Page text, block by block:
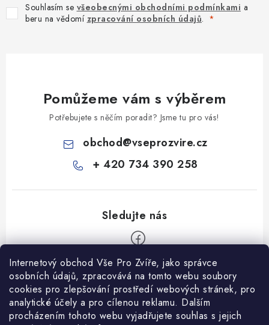
Internetový obchod Vše Pro Zvíře, jako správce
osobních údajů, zpracovává na tomto webu soubory
cookies pro zlepšování prostředí webových stránek, pro
analytické účely a pro cílenou reklamu. Dalším
procházením tohoto webu vyjadřujete souhlas s jejich
Souhlasím se všeobecnými obchodními podmínkami a
beru na vědomí zpracování osobních údajů.
Pomůžeme vám s výběrem
Potřebujete s něčím poradit? Jsme tu pro vás!
obchod@vseprozvire.cz
+ 420 734 390 258
Informace pro Vás